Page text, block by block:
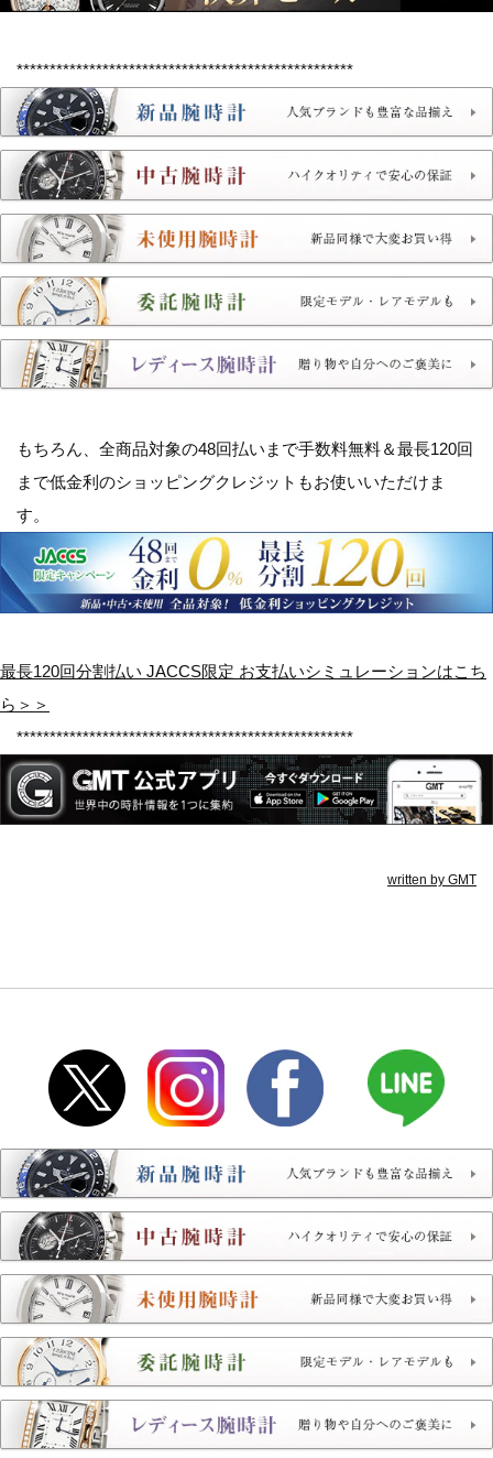
***************************************************
もちろん、全商品対象の48回払いまで手数料無料＆最長120回
まで低金利のショッピングクレジット もお使いいただけま
す。
最長120回分割払い JACCS限定 お支払いシミュレーションはこち
ら＞＞
***************************************************
written by GMT